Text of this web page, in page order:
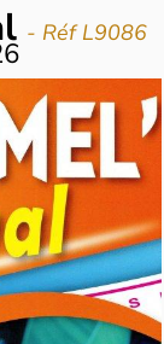
- Réf L9086